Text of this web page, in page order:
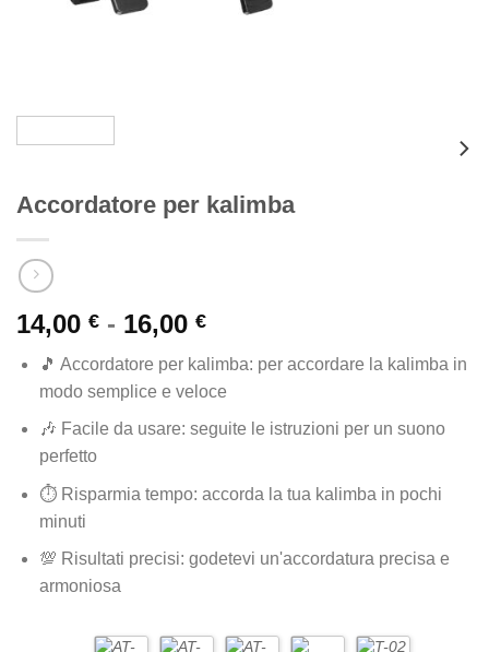
Accordatore per kalimba
14,00 € - 16,00 €Fascia
prezzo:
da
14,00 €
16,00 €
🎵 Accordatore per kalimba: per accordare la kalimba in
modo semplice e veloce
🎶 Facile da usare: seguite le istruzioni per un suono
perfetto
⏱️ Risparmia tempo: accorda la tua kalimba in pochi
minuti
💯 Risultati precisi: godetevi un'accordatura precisa e
armoniosa